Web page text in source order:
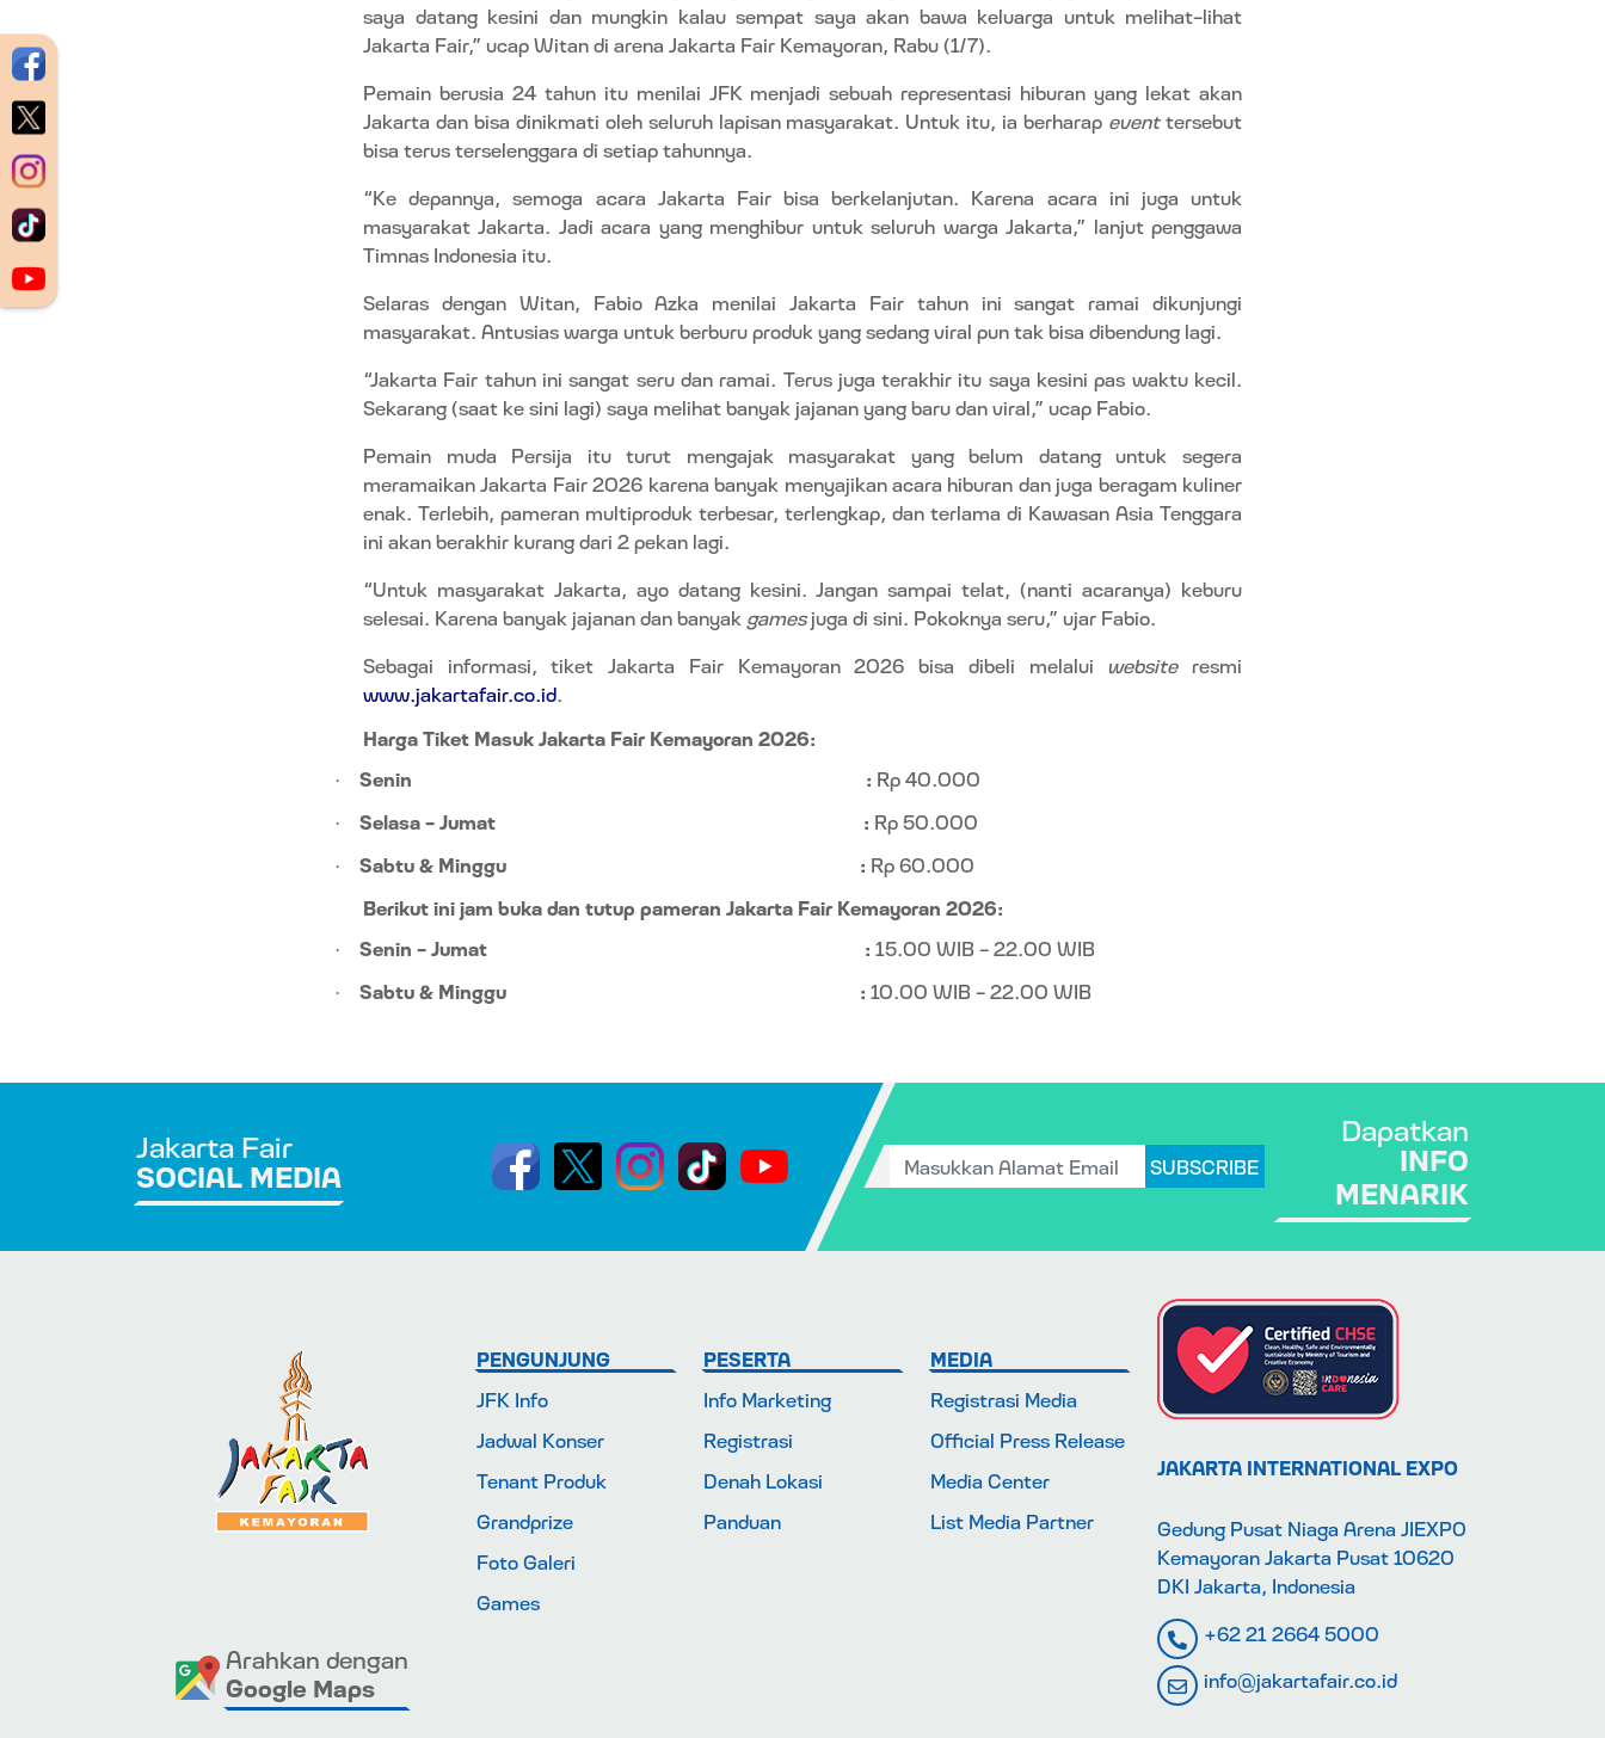
saya datang kesini dan mungkin kalau sempat saya akan bawa keluarga untuk melihat-lihat
Jakarta Fair,” ucap Witan di arena Jakarta Fair Kemayoran, Rabu (1/7).
Pemain berusia 24 tahun itu menilai JFK menjadi sebuah representasi hiburan yang lekat akan
Jakarta dan bisa dinikmati oleh seluruh lapisan masyarakat. Untuk itu, ia berharap eventtersebut
bisa terus terselenggara di setiap tahunnya.
“Ke depannya, semoga acara Jakarta Fair bisa berkelanjutan. Karena acara ini juga untuk
masyarakat Jakarta. Jadi acara yang menghibur untuk seluruh warga Jakarta,” lanjut penggawa
Timnas Indonesia itu.
Selaras dengan Witan, Fabio Azka menilai Jakarta Fair tahun ini sangat ramai dikunjungi
masyarakat. Antusias warga untuk berburu produk yang sedang viral pun tak bisa dibendung lagi.
“Jakarta Fair tahun ini sangat seru dan ramai. Terus juga terakhir itu saya kesini pas waktu kecil.
Sekarang (saat ke sini lagi) saya melihat banyak jajanan yang baru dan viral,” ucap Fabio.
Pemain muda Persija itu turut mengajak masyarakat yang belum datang untuk segera
meramaikan Jakarta Fair 2026 karena banyak menyajikan acara hiburan dan juga beragam kuliner
enak. Terlebih, pameran multiproduk terbesar, terlengkap, dan terlama di Kawasan Asia Tenggara
ini akan berakhir kurang dari 2 pekan lagi.
“Untuk masyarakat Jakarta, ayo datang kesini. Jangan sampai telat, (nanti acaranya) keburu
selesai. Karena banyak jajanan dan banyak gamesjuga di sini. Pokoknya seru,” ujar Fabio.
Sebagai informasi, tiket Jakarta Fair Kemayoran 2026 bisa dibeli melalui websiteresmi
www.jakartafair.co.id
Harga Tiket Masuk Jakarta Fair Kemayoran 2026:
· Senin : Rp 40.000
· Selasa – Jumat : Rp 50.000
· Sabtu & Minggu : Rp 60.000
Berikut ini jam buka dan tutup pameran Jakarta Fair Kemayoran 2026:
· Senin – Jumat : 15.00 WIB – 22.00 WIB
· Sabtu & Minggu : 10.00 WIB – 22.00 WIB
Jakarta Fair
SOCIAL MEDIA SUBSCRIBE
Dapatkan
INFO
MENARIK
Arahkan dengan
Google Maps
PENGUNJUNG
JFK Info
Jadwal Konser
Tenant Produk
Grandprize
Foto Galeri
Games
PESERTA
Info Marketing
Registrasi
Denah Lokasi
Panduan
MEDIA
Registrasi Media
Official Press Release
Media Center
List Media Partner
JAKARTA INTERNATIONAL EXPO
Gedung Pusat Niaga Arena JIEXPO
Kemayoran Jakarta Pusat 10620
DKI Jakarta, Indonesia
+62 21 2664 5000
info@jakartafair.co.id